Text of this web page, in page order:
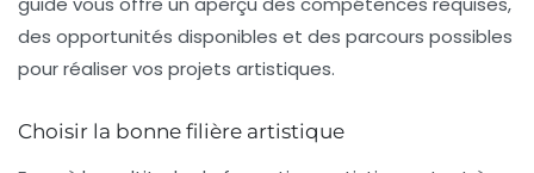
des opportunités disponibles et des parcours possibles
pour réaliser vos projets artistiques.
Choisir la bonne filière artistique